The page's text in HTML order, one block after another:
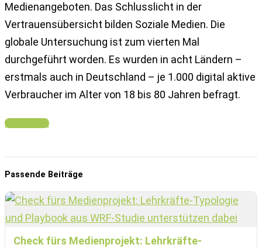
Medienangeboten. Das Schlusslicht in der
Vertrauensübersicht bilden Soziale Medien. Die
globale Untersuchung ist zum vierten Mal
durchgeführt worden. Es wurden in acht Ländern –
erstmals auch in Deutschland – je 1.000 digital aktive
Verbraucher im Alter von 18 bis 80 Jahren befragt.
Mehr Lesen
Passende Beiträge
Check fürs Medienprojekt: Lehrkräfte-